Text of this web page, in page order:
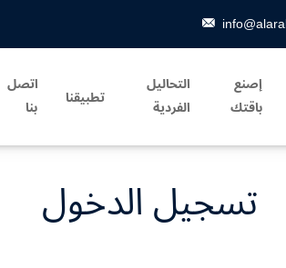
إصنع
باقتك
التحاليل
الفردية تطبيقنا اتصل
بنا
تسجيل الدخول